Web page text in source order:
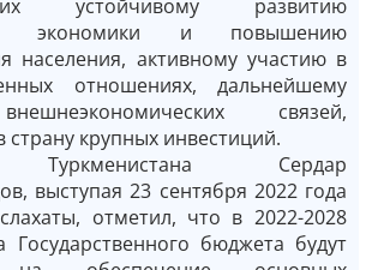
устойчивому развитию
экономики и повышению
населения, активному участию в
отношениях, дальнейшему
связей,
крупных инвестиций.
Туркменистана Сердар
выступая 23 сентября 2022 года
отметил, что в 2022-2028
Государственного бюджета будут